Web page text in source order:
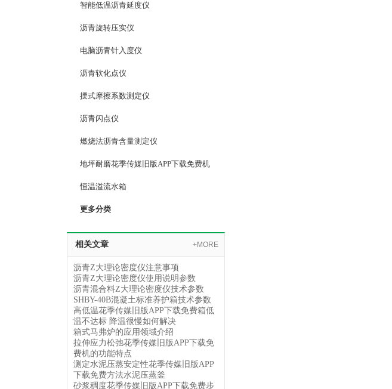
智能低温沥青延度仪
沥青旋转压实仪
电脑沥青针入度仪
沥青软化点仪
摆式摩擦系数测定仪
沥青闪点仪
燃烧法沥青含量测定仪
地坪耐磨花季传媒旧版APP下载免费机
恒温溢流水箱
更多分类
相关文章 +MORE
沥青Z大理论密度仪注意事项
沥青Z大理论密度仪使用说明参数
沥青混合料Z大理论密度仪技术参数
SHBY-40B混凝土标准养护箱技术参数
高低温花季传媒旧版APP下载免费箱低
温不达标 降温很慢如何解决
箱式马弗炉的应用领域介绍
拉伸应力松弛花季传媒旧版APP下载免
费机的功能特点
测定水泥压蒸安定性花季传媒旧版APP
下载免费方法水泥压蒸釜
砂浆稠度花季传媒旧版APP下载免费步